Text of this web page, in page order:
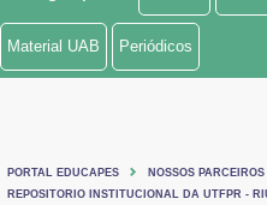
Ministério de Minas e Energia
Ministério do Turismo
Material UAB Periódicos
PORTAL EDUCAPES
NOSSOS PARCEIROS
REPOSITORIO INSTITUCIONAL DA UTFPR -